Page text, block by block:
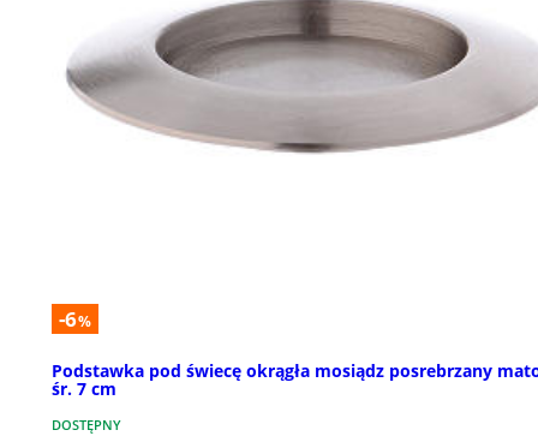
-6%
Podstawka pod świecę okrągła mosiądz posrebrzany
śr. 7 cm
DOSTĘPNY